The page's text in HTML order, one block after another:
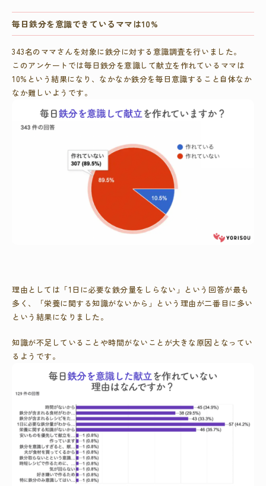
毎日鉄分を意識できているママは10%
343名のママさんを対象に鉄分に対する意識調査を行いました。
このアンケートでは毎日鉄分を意識して献立を作れているママは
10%という結果になり、なかなか鉄分を毎日意識すること自体なか
なか難しいようです。
理由としては「1日に必要な鉄分量をしらない」という回答が最も
多く、「栄養に関する知識がないから」という理由が二番目に多い
という結果になりました。
知識が不足していることや時間がないことが大きな原因となってい
るようです。